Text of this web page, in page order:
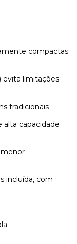
compactas
evita limitações
tradicionais
alta capacidade
incluída, com